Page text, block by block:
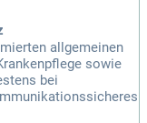
allgemeinen
sowie
bei